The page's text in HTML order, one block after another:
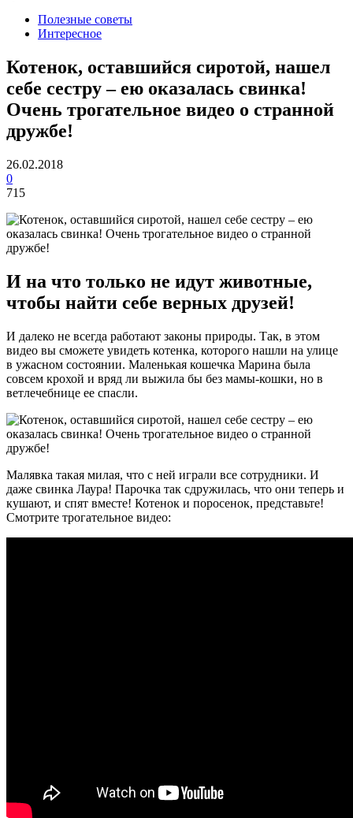
Полезные советы
Интересное
Котенок, оставшийся сиротой, нашел
себе сестру – ею оказалась свинка!
Очень трогательное видео о странной
дружбе!
26.02.2018
0
715
И на что только не идут животные,
чтобы найти себе верных друзей!
И далеко не всегда работают законы природы. Так, в этом
видео вы сможете увидеть котенка, которого нашли на улице
в ужасном состоянии. Маленькая кошечка Марина была
совсем крохой и вряд ли выжила бы без мамы-кошки, но в
ветлечебнице ее спасли.
Малявка такая милая, что с ней играли все сотрудники. И
даже свинка Лаура! Парочка так сдружилась, что они теперь и
кушают, и спят вместе! Котенок и поросенок, представьте!
Смотрите трогательное видео: